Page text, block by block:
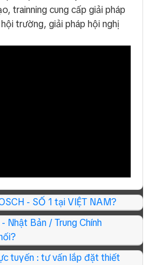
phòng họp BOSCH
trainning cung cấp giải pháp
trường, giải pháp hội nghị
- SỐ 1 tại VIỆT NAM?
Nhật Bản / Trung Chính
tuyến : tư vấn lắp đặt thiết